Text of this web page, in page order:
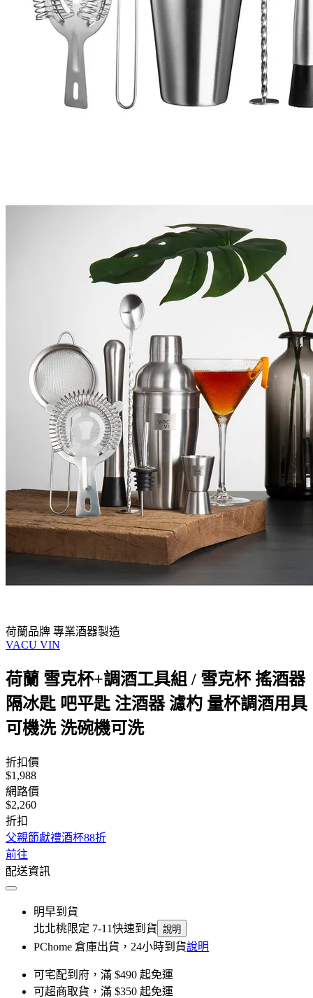
荷蘭品牌 專業酒器製造
VACU VIN
荷蘭 雪克杯+調酒工具組 / 雪克杯 搖酒器
隔冰匙 吧平匙 注酒器 濾杓 量杯調酒用具
可機洗 洗碗機可洗
折扣價
$1,988
網路價
$2,260
折扣
父親節獻禮酒杯88折
前往
配送資訊
明早到貨
北北桃限定 7-11快速到貨 說明
PChome 倉庫出貨，24小時到貨說明
可宅配到府，滿 $490 起免運
可超商取貨，滿 $350 起免運